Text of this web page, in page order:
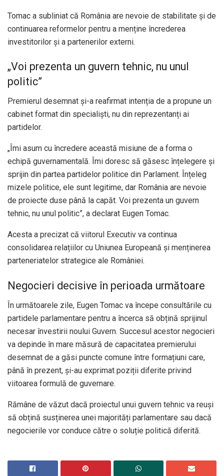
Tomac a subliniat că România are nevoie de stabilitate și de
continuarea reformelor pentru a menține încrederea
investitorilor și a partenerilor externi.
„Voi prezenta un guvern tehnic, nu unul
politic”
Premierul desemnat și-a reafirmat intenția de a propune un
cabinet format din specialiști, nu din reprezentanți ai
partidelor.
„Îmi asum cu încredere această misiune de a forma o
echipă guvernamentală. Îmi doresc să găsesc înțelegere și
sprijin din partea partidelor politice din Parlament. Înțeleg
mizele politice, ele sunt legitime, dar România are nevoie
de proiecte duse până la capăt. Voi prezenta un guvern
tehnic, nu unul politic”, a declarat Eugen Tomac.
Acesta a precizat că viitorul Executiv va continua
consolidarea relațiilor cu Uniunea Europeană și menținerea
parteneriatelor strategice ale României.
Negocieri decisive în perioada următoare
În următoarele zile, Eugen Tomac va începe consultările cu
partidele parlamentare pentru a încerca să obțină sprijinul
necesar învestirii noului Guvern. Succesul acestor negocieri
va depinde în mare măsură de capacitatea premierului
desemnat de a găsi puncte comune între formațiuni care,
până în prezent, și-au exprimat poziții diferite privind
viitoarea formulă de guvernare.
Rămâne de văzut dacă proiectul unui guvern tehnic va reuși
să obțină susținerea unei majorități parlamentare sau dacă
negocierile vor conduce către o soluție politică diferită.